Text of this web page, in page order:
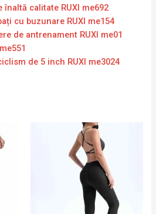
înaltă calitate RUXI me692
cu buzunare RUXI me154
de antrenament RUXI me01
de 5 inch RUXI me3024